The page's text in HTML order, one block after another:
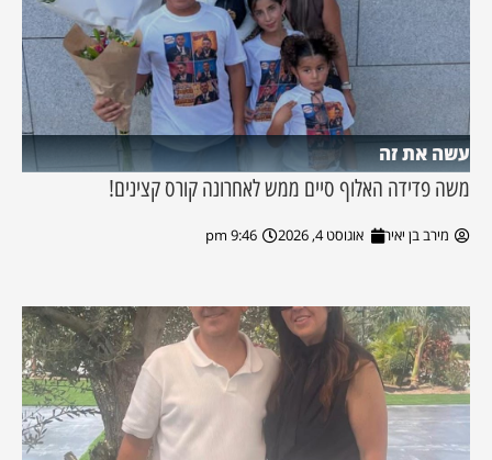
עשה את זה
משה פדידה האלוף סיים ממש לאחרונה קורס קצינים!
מירב בן יאיר אוגוסט 4, 2026 9:46 pm